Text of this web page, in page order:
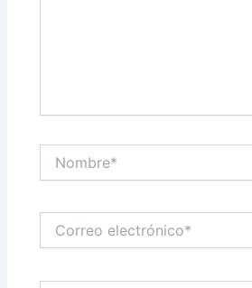
electrónico*